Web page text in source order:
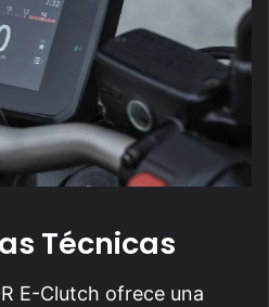
Técnicas
E-Clutch ofrece una